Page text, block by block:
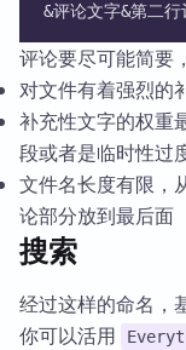
&评论文字&第二
评论要尽可能简要
对文件有着强烈的
补充性文字的权重
段或者是临时性过
文件名长度有限，
论部分放到最后面
搜索
经过这样的命名，
你可以活用